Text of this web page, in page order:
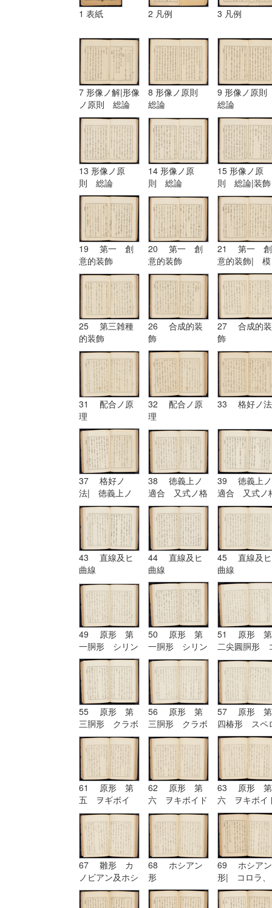
1 表紙 2 凡例 3 凡例
7 形像ノ解|形像
ノ原則 総論
8 形像ノ原則
総論
9 形像ノ原
総論
13 形像ノ原
則 総論
14 形像ノ原
則 総論
15 形像ノ原
則 総論|装飾
ノ原理
19 第一 創
意的装飾
20 第一 創
意的装飾
21 第一 創
意的装飾| 模
擬的装飾
25 第三雑種
的装飾
26 合成的装
飾
27 合成的装
飾
31 配合ノ原
理
32 配合ノ原
理
33 格好ノ法
37 格好ノ
法| 徳義上ノ
適合 又式ノ格
好
38 徳義上ノ
適合 又式ノ格
好
39 徳義上ノ
適合 又式ノ
好| 形
43 直線及ヒ
曲線
44 直線及ヒ
曲線
45 直線及ヒ
曲線
49 原形 第
一胴形 シリン
ドル
50 原形 第
一胴形 シリン
ドル
51 原形 第
二尖圓胴形
ノイド
55 原形 第
三胴形 クラボ
イド
56 原形 第
三胴形 クラボ
イド| 原形
第四椿形 スペ
ロイド
57 原形 第
四椿形 スペ
イド
61 原形 第
五 ヲギボイ
ド| 原形 第
六 ヲキボイド
62 原形 第
六 ヲキボイド
63 原形 第
六 ヲキボイ
67 雛形 カ
ノビアン及ホシ
アン| ホシア
ン形
68 ホシアン
形
69 ホシアン
形| コロラ、
カンパニユラ
及ヒ幹